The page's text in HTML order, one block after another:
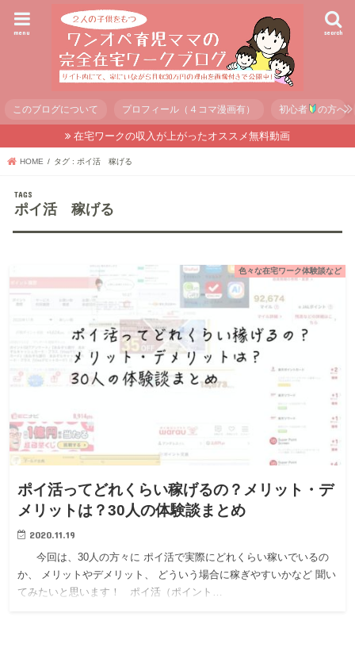
search
menu
このブログについて プロフィール（４コマ漫画有） 初心者 の方へ
在宅ワークの収入が上がったオススメ無料動画
HOME タグ : ポイ活 稼げる
ポイ活 稼げる
色々な在宅ワーク体験談など
ポイ活ってどれくらい稼げるの？メリット・デ
メリットは？30人の体験談まとめ
2020.11.19
今回は、30人の方々に ポイ活で実際にどれくらい稼いでいるの
か、 メリットやデメリット、 どういう場合に稼ぎやすいかなど 聞い
てみたいと思います！ ポイ活（ポイント…